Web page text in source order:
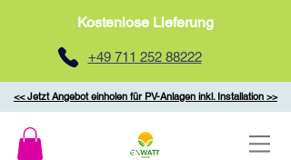
Kostenlose Lieferung
+49 711 252 88222
<< Jetzt Angebot einholen für PV-Anlagen inkl. Installation >>